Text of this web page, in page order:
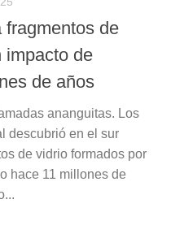
fragmentos de
impacto de
de años
ananguitas. Los
descubrió en el sur
de vidrio formados por
hace 11 millones de